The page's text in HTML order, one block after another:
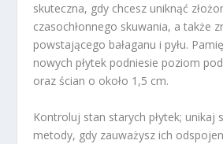
skuteczna, gdy chcesz uniknąć
czasochłonnego skuwania, a także
powstającego bałaganu i pyłu.
nowych płytek podniesie poziom
oraz ścian o około 1,5 cm.
Kontroluj stan starych płytek; unikaj
metody, gdy zauważysz ich